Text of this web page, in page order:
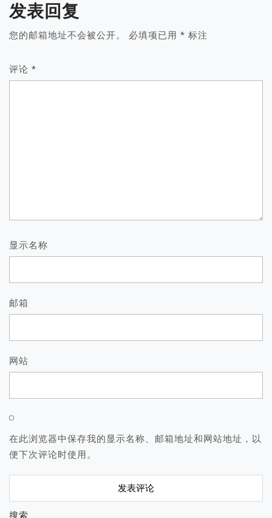
发表回复
您的邮箱地址不会被公开。 必填项已用 * 标注
评论 *
显示名称
邮箱
网站
在此浏览器中保存我的显示名称、邮箱地址和网站地址，以
便下次评论时使用。
搜索